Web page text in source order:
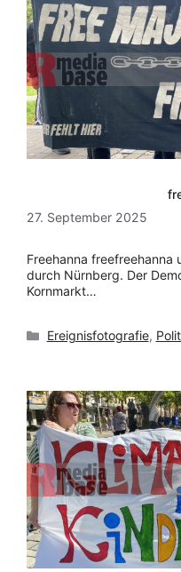
27. September 2025
Freehanna
durch Nürnberg. Der
Kornmarkt…
Kategorien
Ereignisfotografie,